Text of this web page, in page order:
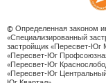
© Определенная
«Специализированный
застройщик «Пересвет-
«Пересвет-Юг
«Пересвет-Юг
«Пересвет-Юг